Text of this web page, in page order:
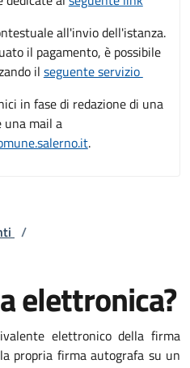
all'invio dell'istanza.
il pagamento, è possibile
il seguente servizio
in fase di redazione di una
una mail a
.
/
elettronica?
elettronico della firma
propria firma autografa su un